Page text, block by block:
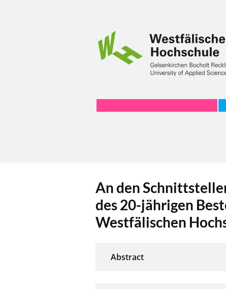
An den
des 20-jährigen
Westfälischen